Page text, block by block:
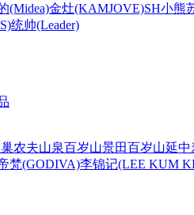
(Midea)金灶(KAMJOVE)SH小熊
统帅(Leader)
农夫山泉百岁山景田百岁山延中
梵(GODIVA)李锦记(LEE KUM